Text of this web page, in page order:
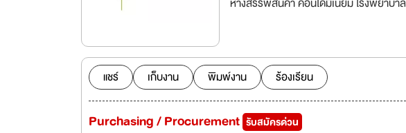
แชร์ เก็บงาน พิมพ์งาน ร้องเรียน
Purchasing / Procurement รับสมัครด่วน